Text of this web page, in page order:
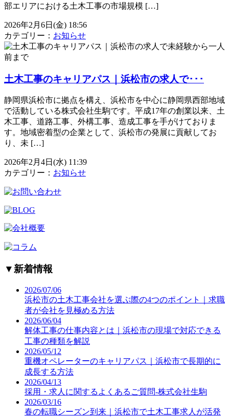
部エリアにおける土木工事の市場規模 […]
2026年2月6日(金) 18:56
カテゴリー： お知らせ
土木工事のキャリアパス｜浜松市の求人で･･･
静岡県浜松市に拠点を構え、浜松市を中心に静岡県西部地域
で活動している株式会社生駒です。平成17年の創業以来、土
木工事、道路工事、外構工事、造成工事を手がけておりま
す。地域密着型の企業として、浜松市の発展に貢献してお
り、未 […]
2026年2月4日(水) 11:39
カテゴリー： お知らせ
▼ 新着情報
2026/07/06
浜松市の土木工事会社を選ぶ際の4つのポイント｜求職
者が会社を見極める方法
2026/06/04
解体工事の仕事内容とは｜浜松市の現場で対応できる
工事の種類を解説
2026/05/12
重機オペレーターのキャリアパス｜浜松市で長期的に
成長する方法
2026/04/13
採用・求人に関するよくあるご質問-株式会社生駒
2026/03/16
春の転職シーズン到来｜浜松市で土木工事求人が活発